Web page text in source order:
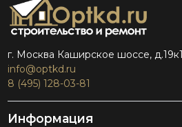
г. Москва Каширское шоссе, д.19к1
info@optkd.ru
8 (495) 128-03-81
Информация